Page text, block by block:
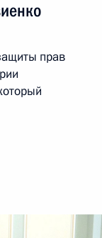
прав